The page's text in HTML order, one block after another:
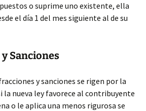
o suprime uno existente, ella
el día 1 del mes siguiente al de su
Sanciones
y sanciones se rigen por la
la nueva ley favorece al contribuyente
o le aplica una menos rigurosa se